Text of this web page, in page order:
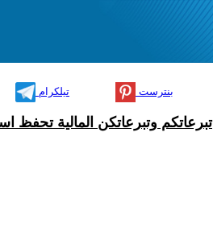
تيلكرام بنترست
تبرعاتكم وتبرعاتكن المالية تحفظ